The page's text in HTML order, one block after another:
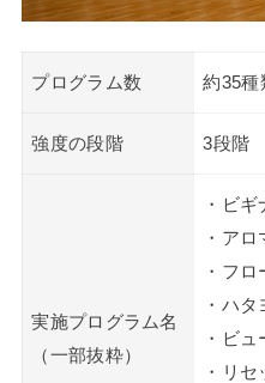
プログラム数 約35種
強度の段階 3段階
実施プログラム名
（一部抜粋）
・ビ
・ア
・フ
・ハタ
・ビ
・リ